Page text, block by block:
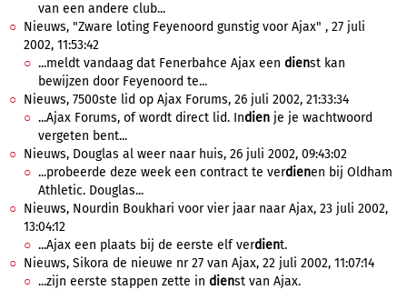
van een andere club...
Nieuws, "Zware loting Feyenoord gunstig voor Ajax" , 27 juli
2002, 11:53:42
...meldt vandaag dat Fenerbahce Ajax een dienst kan
bewijzen door Feyenoord te...
Nieuws, 7500ste lid op Ajax Forums, 26 juli 2002, 21:33:34
...Ajax Forums, of wordt direct lid. Indien je je wachtwoord
vergeten bent...
Nieuws, Douglas al weer naar huis, 26 juli 2002, 09:43:02
...probeerde deze week een contract te verdienen bij Oldham
Athletic. Douglas...
Nieuws, Nourdin Boukhari voor vier jaar naar Ajax, 23 juli 2002,
13:04:12
...Ajax een plaats bij de eerste elf verdient.
Nieuws, Sikora de nieuwe nr 27 van Ajax, 22 juli 2002, 11:07:14
...zijn eerste stappen zette in dienst van Ajax.